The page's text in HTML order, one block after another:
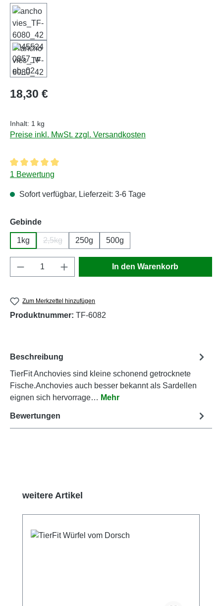
Regulärer Preis:
18,30 €
Inhalt: 1 kg
Preise inkl. MwSt. zzgl. Versandkosten
Durchschnittliche Bewertung von 5 von 5 Sternen
1 Bewertung
Sofort verfügbar, Lieferzeit: 3-6 Tage
Gebindeauswählen
1kg 2,5kg
(Diese Option ist zurzeit nicht verfügbar.)
250g 500g
Produkt Anzahl: Gib den gewünschten
In den Warenkorb
Zum Merkzettel hinzufügen
Produktnummer: TF-6082
Beschreibung
TierFit Anchovies sind kleine schonend getrocknete
Fische.Anchovies auch besser bekannt als Sardellen
eignen sich hervorrage… Mehr
Bewertungen
Produktgalerie überspringen
weitere Artikel